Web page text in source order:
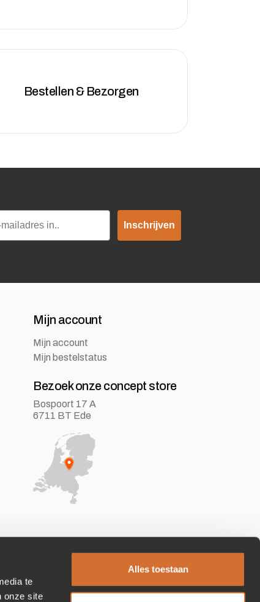
te
onze site
Alles toestaan
Bestellen & Bezorgen
Inschrijven
Mijn account
Mijn account
Mijn bestelstatus
Bezoek onze concept store
Bospoort 17 A
6711 BT Ede